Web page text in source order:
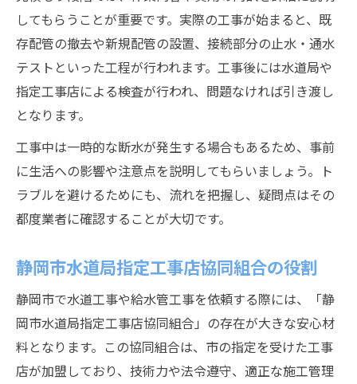
してもらうことが重要です。実際の工事が始まると、既
存配管の撤去や新規配管の設置、接続部分の止水・通水
テストといった工程が行われます。工事後には水道局や
指定工事店による検査が行われ、問題なければ引き渡し
となります。
工事中は一時的な断水が発生する場合もあるため、事前
に生活への影響や注意点を説明してもらいましょう。ト
ラブルを避けるためにも、流れを把握し、疑問点はその
都度業者に確認することが大切です。
静岡市水道局指定工事店協同組合の役割
静岡市で水道工事や給水管工事を依頼する際には、「静
岡市水道局指定工事店協同組合」の存在が大きな安心材
料となります。この協同組合は、市の指定を受けた工事
店が加盟しており、技術力や法令遵守、適正な施工管理